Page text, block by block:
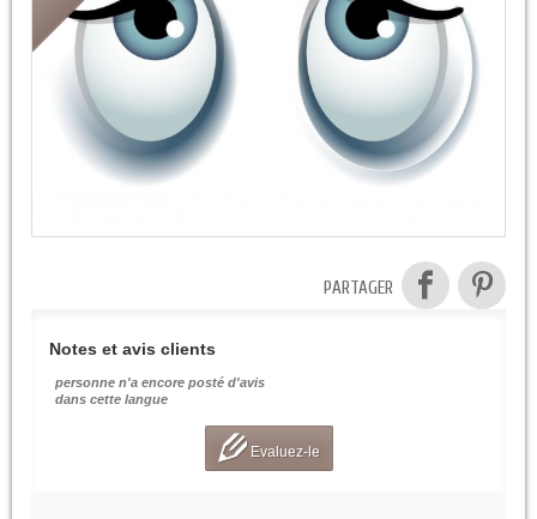
PARTAGER
Notes et avis clients
personne n'a encore posté d'avis
dans cette langue
Evaluez-le